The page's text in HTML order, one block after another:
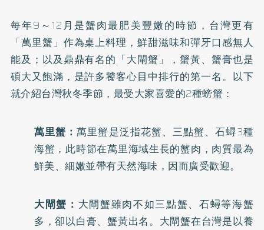
每年9～12月是蟹肉最肥美豐嫩的時節，台灣更有
「萬里蟹」作為桌上料理，鮮甜滋味和彈牙口感無人
能及；以及鼎鼎有名的「大閘蟹」，蟹黃、蟹膏也是
碩大又飽滿，是許多饕客心目中排行的第一名。以下
就介紹台灣秋冬季節，最受大家喜愛的2種螃蟹：
萬里蟹：萬里蟹是泛指花蟹、三點蟹、石蟳3種
海蟹，此時節在萬里海域生長的蟹肉，肉質最為
鮮美、細嫩並帶有天然海味，因而廣受歡迎。
大閘蟹： 大閘蟹雖肉不如三點蟹、石蟳等海蟹
多，卻以白膏、蟹黃出名。大閘蟹在台灣是以養